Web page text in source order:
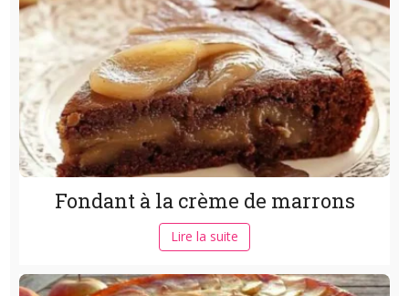
Fondant à la crème de marrons
Lire la suite